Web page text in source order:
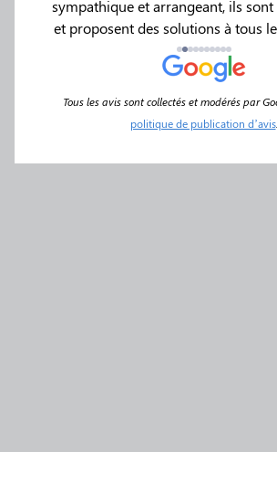
sympathique et arrangeant, ils
et proposent des solutions à tous
que l’on peut rencontrer en
circonstances.
Tous les avis sont collectés et modérés par
politique de publication d’avis.